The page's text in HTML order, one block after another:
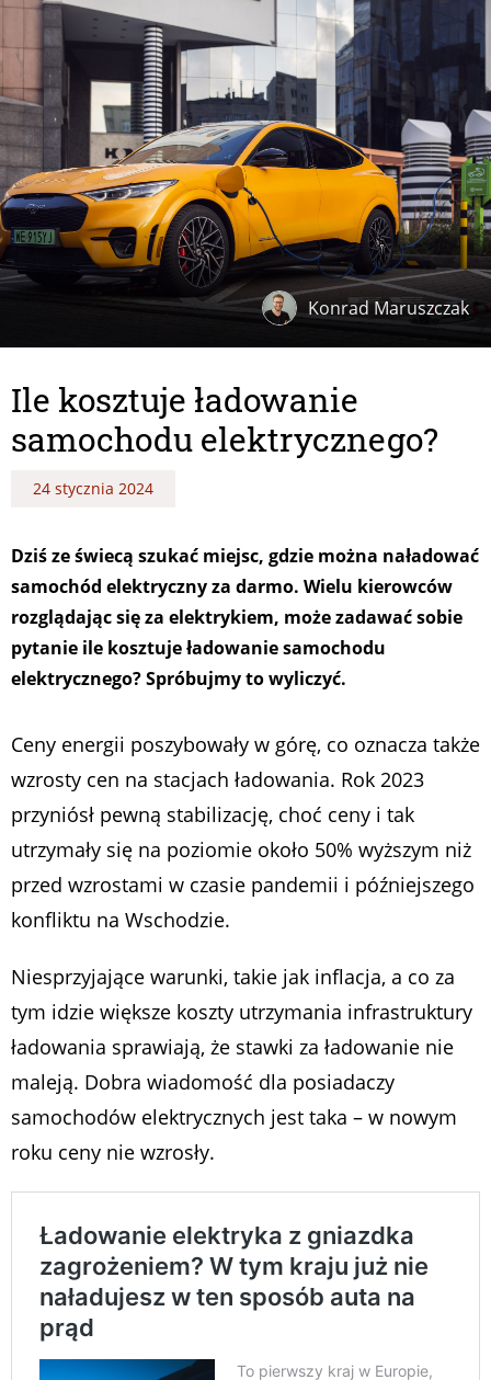
Konrad Maruszczak
Ile kosztuje ładowanie
samochodu elektrycznego?
24 stycznia 2024
Dziś ze świecą szukać miejsc, gdzie można naładować
samochód elektryczny za darmo. Wielu kierowców
rozglądając się za elektrykiem, może zadawać sobie
pytanie ile kosztuje ładowanie samochodu
elektrycznego? Spróbujmy to wyliczyć.
Ceny energii poszybowały w górę, co oznacza także
wzrosty cen na stacjach ładowania. Rok 2023
przyniósł pewną stabilizację, choć ceny i tak
utrzymały się na poziomie około 50% wyższym niż
przed wzrostami w czasie pandemii i późniejszego
konfliktu na Wschodzie.
Niesprzyjające warunki, takie jak inflacja, a co za
tym idzie większe koszty utrzymania infrastruktury
ładowania sprawiają, że stawki za ładowanie nie
maleją. Dobra wiadomość dla posiadaczy
samochodów elektrycznych jest taka – w nowym
roku ceny nie wzrosły.